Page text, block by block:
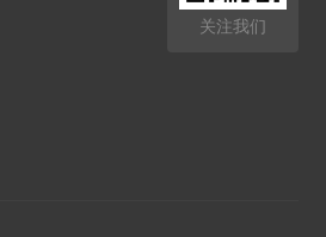
关注我们